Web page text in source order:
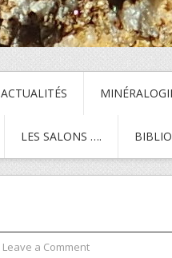
ACTUALITÉS
LES SALONS ….
Leave a Comment